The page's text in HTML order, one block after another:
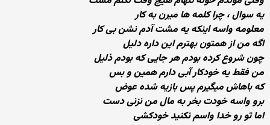
یه سوال ، چرا كلمه ها میرن به كار
معلومه واسه اینكه یه مشت آدم نشن بی كار
اگه من از همتون بهترم این داره دلیل
چون شروع كرده بودم هر جایی كه بودم ذلیل
من فقط یه خودكار آبی دارم همین و بس
كه باهاش میگیرم پس بازیه شده عوض
برو واسه خودت بخر به مال من نزنی دست
اما تو رو خدا واسم نكنید خودكشی